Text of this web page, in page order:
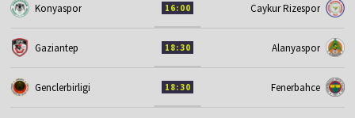
Konyaspor 16:00 Caykur Rizespor
Gaziantep 18:30 Alanyaspor
Genclerbirligi 18:30 Fenerbahce